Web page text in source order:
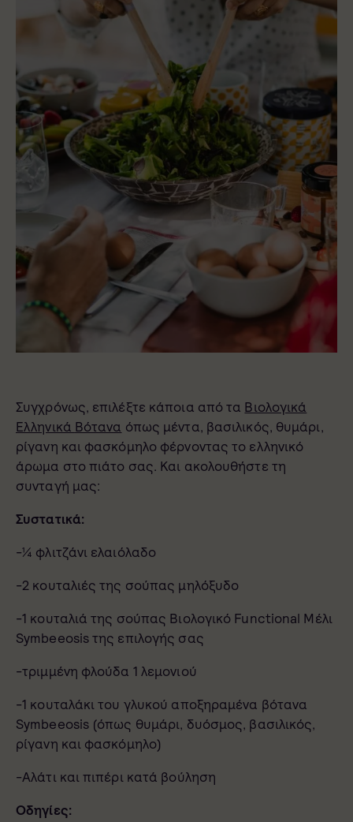
Συγχρόνως, επιλέξτε κάποια από τα Βιολογικά
Ελληνικά Βότανα όπως μέντα, βασιλικός, θυμάρι,
ρίγανη και φασκόμηλο φέρνοντας το ελληνικό
άρωμα στο πιάτο σας. Και ακολουθήστε τη
συνταγή μας:
Συστατικά:
-¼ φλιτζάνι ελαιόλαδο
-2 κουταλιές της σούπας μηλόξυδο
-1 κουταλιά της σούπας Βιολογικό Functional Μέλι
Symbeeosis της επιλογής σας
-τριμμένη φλούδα 1 λεμονιού
-1 κουταλάκι του γλυκού αποξηραμένα βότανα
Symbeeosis (όπως θυμάρι, δυόσμος, βασιλικός,
ρίγανη και φασκόμηλο)
-Αλάτι και πιπέρι κατά βούληση
Οδηγίες: